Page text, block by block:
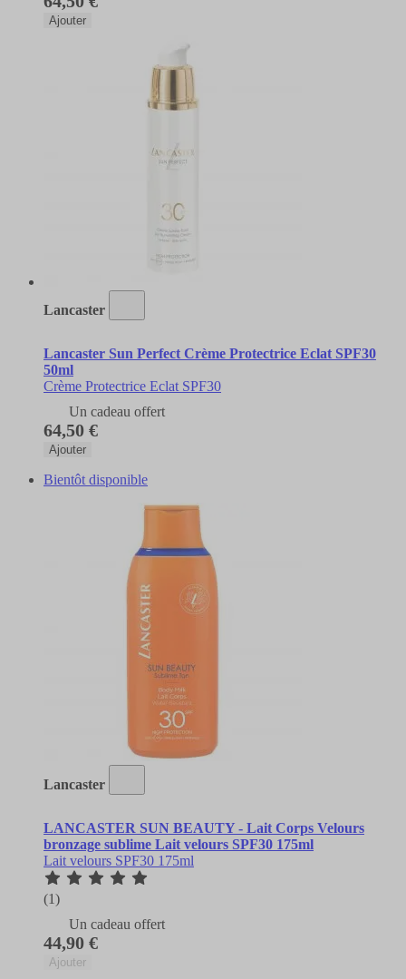
Ajouter
Lancaster
Lancaster Sun Perfect Crème Protectrice Eclat SPF30
50ml
Crème Protectrice Eclat SPF30
Un cadeau offert
64,50 €
Ajouter
Bientôt disponible
Lancaster
LANCASTER SUN BEAUTY - Lait Corps Velours
bronzage sublime Lait velours SPF30 175ml
Lait velours SPF30 175ml
(1)
Un cadeau offert
44,90 €
Ajouter